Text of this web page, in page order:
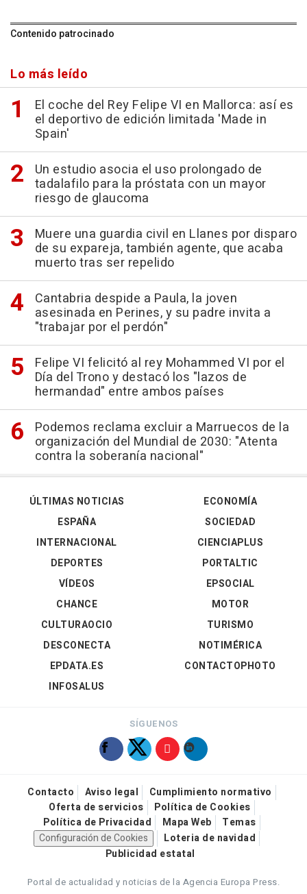
Contenido patrocinado
Lo más leído
El coche del Rey Felipe VI en Mallorca: así es
el deportivo de edición limitada 'Made in
Spain'
Un estudio asocia el uso prolongado de
tadalafilo para la próstata con un mayor
riesgo de glaucoma
Muere una guardia civil en Llanes por disparo
de su expareja, también agente, que acaba
muerto tras ser repelido
Cantabria despide a Paula, la joven
asesinada en Perines, y su padre invita a
"trabajar por el perdón"
Felipe VI felicitó al rey Mohammed VI por el
Día del Trono y destacó los "lazos de
hermandad" entre ambos países
Podemos reclama excluir a Marruecos de la
organización del Mundial de 2030: "Atenta
contra la soberanía nacional"
ÚLTIMAS NOTICIAS
ESPAÑA
INTERNACIONAL
DEPORTES
VÍDEOS
ECONOMÍA
SOCIEDAD
CIENCIAPLUS
PORTALTIC
EPSOCIAL
CHANCE
CULTURAOCIO
DESCONECTA
EPDATA.ES
INFOSALUS
MOTOR
TURISMO
NOTIMÉRICA
CONTACTOPHOTO
SÍGUENOS
Contacto Aviso legal
Cumplimiento normativo
Oferta de servicios
Política de Cookies
Política de Privacidad
Mapa Web
Temas
Configuración de Cookies
Loteria de navidad
Publicidad estatal
Portal de actualidad y noticias de la Agencia Europa Press.